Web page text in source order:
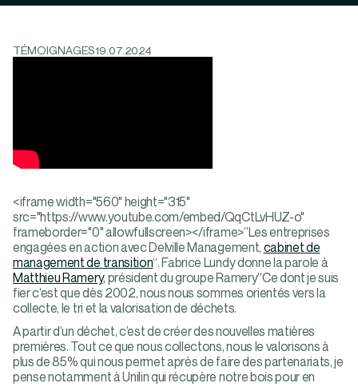
TÉMOIGNAGES19.07.2024
<iframe width="560" height="315"
src="https://www.youtube.com/embed/QqCtLvHUZ-o"
frameborder="0" allowfullscreen></iframe>”Les entreprises
engagées en action avec Delville Management, cabinet de
management de transition“. Fabrice Lundy donne la parole à
Matthieu Ramery, président du groupe Ramery”Ce dont je suis
fier c’est que dès 2002, nous nous sommes orientés vers la
collecte, le tri et la valorisation de déchets.
A partir d’un déchet, c’est de créer des nouvelles matières
premières. Tout ce que nous collectons, nous le valorisons à
plus de 85% qui nous permet après de faire des partenariats, je
pense notamment à Unilin qui récupère notre bois pour en